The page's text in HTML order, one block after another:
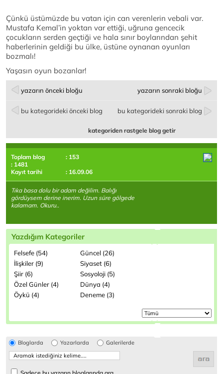
Çünkü üstümüzde bu vatan için can verenlerin vebali var.
Mustafa Kemal’in yoktan var ettiği, uğruna gencecik
çocukların serden geçtiği ve hala sınır boylarından şehit
haberlerinin geldiği bu ülke, üstüne oynanan oyunları
bozmalı!
Yaşasın oyun bozanlar!
yazarın önceki bloğu yazarın sonraki bloğu
bu kategorideki önceki blog bu kategorideki sonraki blog
kategoriden rastgele blog getir
Toplam blog
: 153
: 1481
Kayıt tarihi
: 16.09.06
Tıka basa dolu bir adam değilim. Balığı
gördüysem derine inerim. Uzun süre gölgede
kalamam. Okuru..
Yazdığım Kategoriler
Felsefe (54)
Güncel (26)
İlişkiler (9)
Siyaset (6)
Şiir (6)
Sosyoloji (5)
Özel Günler (4)
Dünya (4)
Öykü (4)
Deneme (3)
Bloglarda Yazarlarda Galerilerde